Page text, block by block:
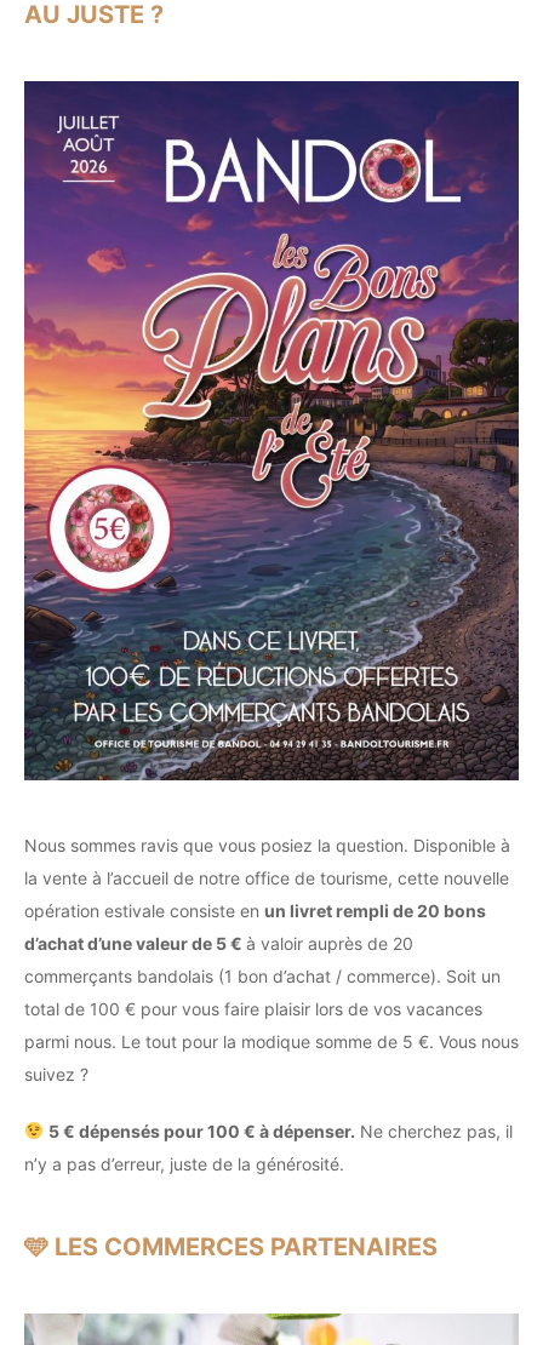
AU JUSTE ?
Nous sommes ravis que vous posiez la question. Disponible à
la vente à l’accueil de notre office de tourisme, cette nouvelle
opération estivale consiste en un livret rempli de 20 bons
d’achat d’une valeur de 5 € à valoir auprès de 20
commerçants bandolais (1 bon d’achat / commerce). Soit un
total de 100 € pour vous faire plaisir lors de vos vacances
parmi nous. Le tout pour la modique somme de 5 €. Vous nous
suivez ?
5 € dépensés pour 100 € à dépenser. Ne cherchez pas, il
n’y a pas d’erreur, juste de la générosité.
🩵 LES COMMERCES PARTENAIRES